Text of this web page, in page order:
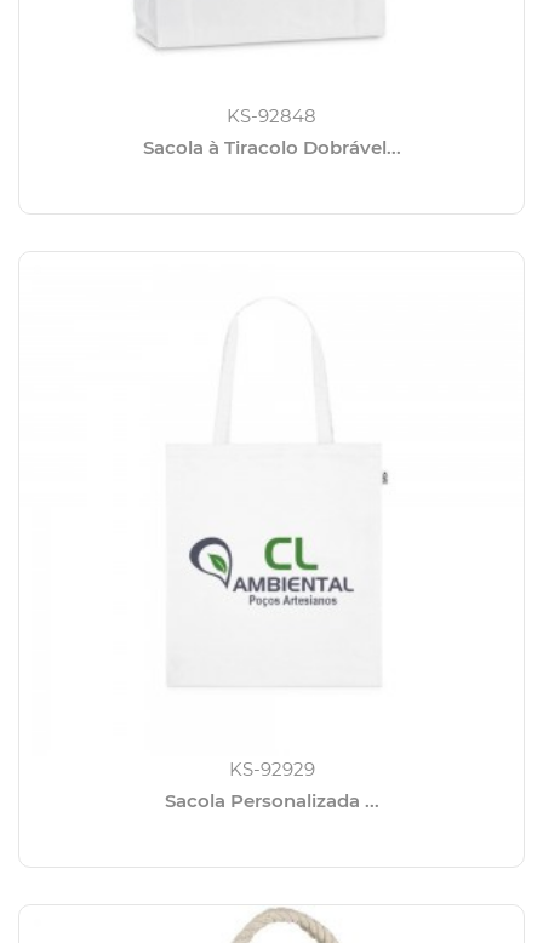
KS-92848
Sacola à Tiracolo Dobrável...
KS-92929
Sacola Personalizada ...